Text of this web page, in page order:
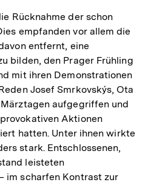
Rücknahme der schon
empfanden vor allem die
entfernt, eine
bilden, den Prager Frühling
mit ihren Demonstrationen
Josef Smrkovskýs, Ota
aufgegriffen und
Aktionen
hatten. Unter ihnen wirkte
stark. Entschlossenen,
leisteten
im scharfen Kontrast zur